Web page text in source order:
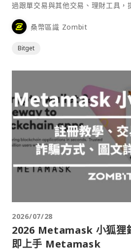
過跟單交易與其他交易、理財工具，
桑幣區識 Zombit
Bitget
2026/07/28
2026 Metamask 小狐狸
即上手 Metamask